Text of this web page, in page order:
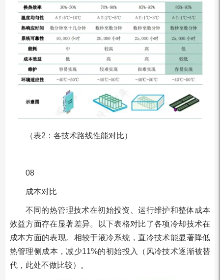
（表2：各技术路线性能对比）
08
成本对比
不同的热管理技术在初始投资、运行维护和整体成本
效益方面存在显著差异。以下表格对比了各项冷却技术在
成本方面的表现。相较于液冷系统，直冷技术能显著降低
热管理侧成本，减少11%的初始投入（风冷技术逐渐被替
代，此处不做比较）。